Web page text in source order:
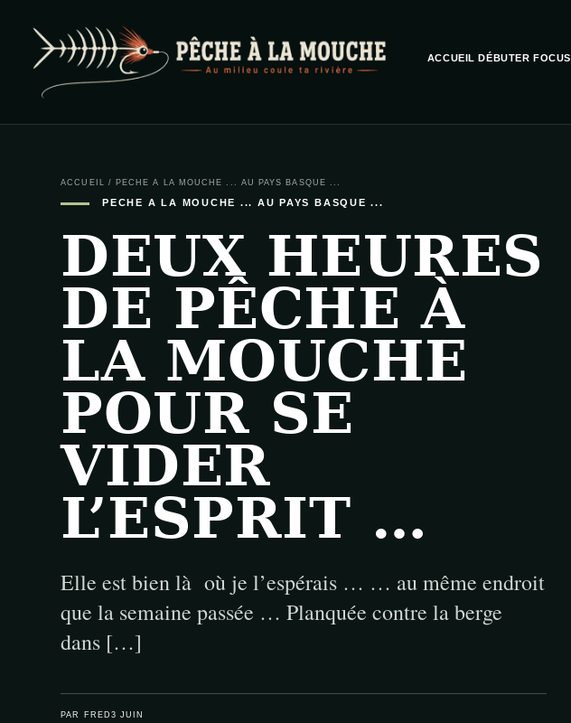
PECHE A LA MOUCHE
ACCUEIL DÉBUTER FOCUS
ACCUEIL / PECHE A LA MOUCHE ... AU PAYS BASQUE ...
PECHE A LA MOUCHE ... AU PAYS BASQUE ...
DEUX HEURES
DE PÊCHE À
LA MOUCHE
POUR SE
VIDER
L’ESPRIT …
Elle est bien là où je l’espérais … … au même endroit
que la semaine passée … Planquée contre la berge
dans […]
PAR FRED 3 JUIN